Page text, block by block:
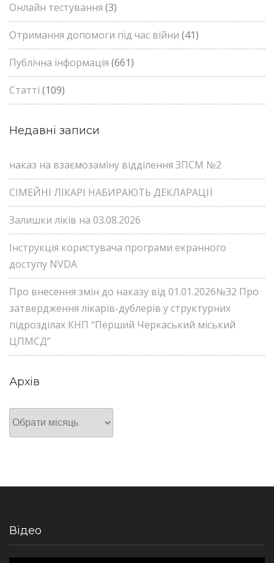
Онлайн тестування (3)
Отримання допомоги під час війни (41)
Публічна інформація (661)
Статті (109)
Недавні записи
наказ на взаємозаміну відділення ЗПСМ №2
СІМЕЙНІ ЛІКАРІ НАБИРАЮТЬ ДЕКЛАРАЦІЇ
Залишки ліків на 03.08.2026
Інструкція користувача програми екранного
доступу NVDA
Про внесення змін до наказу від 01.01.2026№32 Про
затвердження лікарів-дублерів у структурних
підрозділах КНП “Перший Черкаський міський
ЦПМСД”
Архів
Архів
Відео